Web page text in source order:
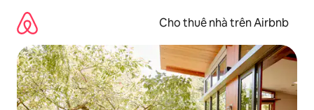
dung
Cho thuê nhà trên Airbnb